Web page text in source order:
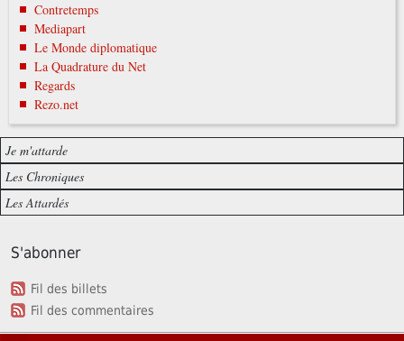
Contretemps
Mediapart
Le Monde diplomatique
La Quadrature du Net
Regards
Rezo.net
Je m'attarde
Les Chroniques
Les Attardés
S'abonner
Fil des billets
Fil des commentaires